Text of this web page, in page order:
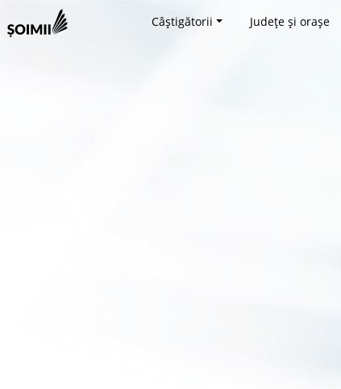
Câștigătorii Județe și orașe